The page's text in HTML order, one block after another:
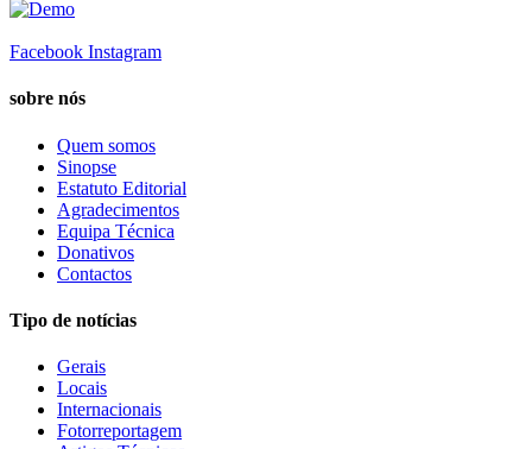
Facebook Instagram
sobre nós
Quem somos
Sinopse
Estatuto Editorial
Agradecimentos
Equipa Técnica
Donativos
Contactos
Tipo de notícias
Gerais
Locais
Internacionais
Fotorreportagem